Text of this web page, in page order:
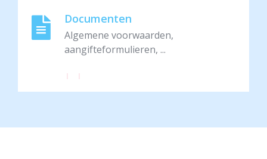
Documenten
Algemene voorwaarden,
aangifteformulieren, ...